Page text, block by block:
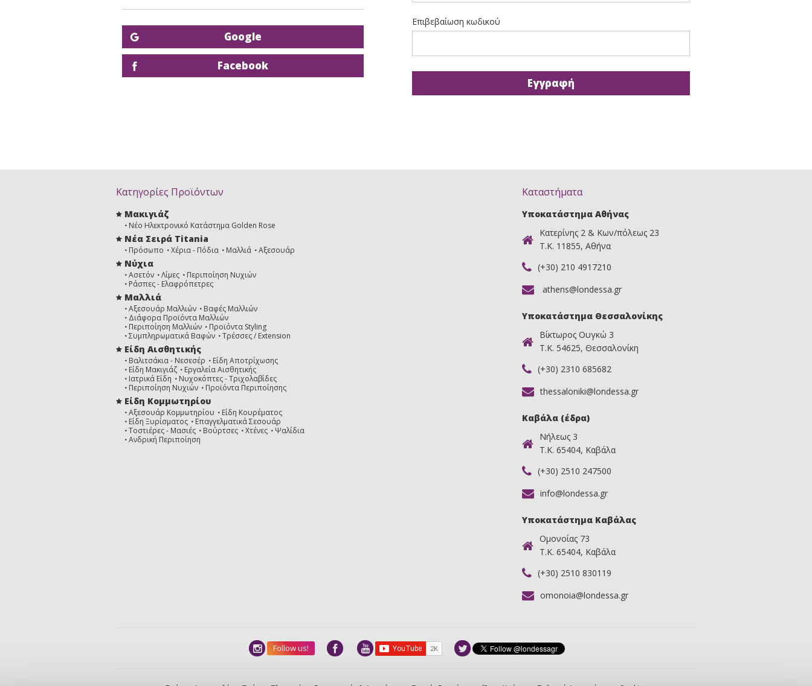
Google
Facebook
Επιβεβαίωση κωδικού
Κατηγορίες Προϊόντων
Μακιγιάζ
Νέο Ηλεκτρονικό Κατάστημα Golden Rose
Νέα Σειρά Titania
Πρόσωπο Χέρια - Πόδια Μαλλιά Αξεσουάρ
Νύχια
Ασετόν Λίμες
Περιποίηση Νυχιών
Ράσπες - Ελαφρόπετρες
Μαλλιά
Αξεσουάρ Μαλλιών
Βαφές Μαλλιών
Διάφορα Προϊόντα Μαλλιών
Περιποίηση Μαλλιών
Προϊόντα Styling
Συμπληρωματικά Βαφών
Τρέσσες / Extension
Είδη Αισθητικής
Βαλιτσάκια - Νεσεσέρ
Είδη Αποτρίχωσης
Είδη Μακιγιάζ
Εργαλεία Αισθητικής
Ιατρικά Είδη
Νυχοκόπτες - Τριχολαβίδες
Περιποίηση Νυχιών
Προϊόντα Περιποίησης
Είδη Κομμωτηρίου
Αξεσουάρ Κομμωτηρίου
Είδη Κουρέματος
Είδη Ξυρίσματος
Επαγγελματικά Σεσουάρ
Τοστιέρες - Μασιές
Βούρτσες Χτένες
Ψαλίδια
Ανδρική Περιποίηση
Καταστήματα
Υποκατάστημα Αθήνας
Κατερίνης 2 & Κων/πόλεως 23
Τ.Κ. 11855, Αθήνα
(+30) 210 4917210
athens@londessa.gr
Υποκατάστημα Θεσσαλονίκης
Βίκτωρος Ουγκώ 3
Τ.Κ. 54625, Θεσσαλονίκη
(+30) 2310 685682
thessaloniki@londessa.gr
Καβάλα (έδρα)
Νήλεως 3
Τ.Κ. 65404, Καβάλα
(+30) 2510 247500
info@londessa.gr
Υποκατάστημα Καβάλας
Ομονοίας 73
Τ.Κ. 65404, Καβάλα
(+30) 2510 830119
omonoia@londessa.gr
Follow us!